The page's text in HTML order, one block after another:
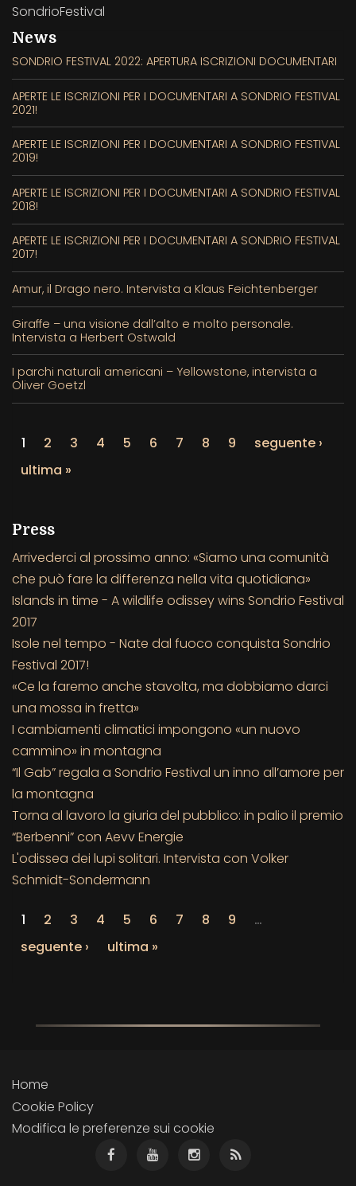
SondrioFestival
News
SONDRIO FESTIVAL 2022: APERTURA ISCRIZIONI DOCUMENTARI
APERTE LE ISCRIZIONI PER I DOCUMENTARI A SONDRIO FESTIVAL
2021!
APERTE LE ISCRIZIONI PER I DOCUMENTARI A SONDRIO FESTIVAL
2019!
APERTE LE ISCRIZIONI PER I DOCUMENTARI A SONDRIO FESTIVAL
2018!
APERTE LE ISCRIZIONI PER I DOCUMENTARI A SONDRIO FESTIVAL
2017!
Amur, il Drago nero. Intervista a Klaus Feichtenberger
Giraffe – una visione dall’alto e molto personale.
Intervista a Herbert Ostwald
I parchi naturali americani – Yellowstone, intervista a
Oliver Goetzl
1 2 3 4 5 6 7 8 9
seguente ›
ultima »
Press
Arrivederci al prossimo anno: «Siamo una comunità
che può fare la differenza nella vita quotidiana»
Islands in time - A wildlife odissey wins Sondrio Festival
2017
Isole nel tempo - Nate dal fuoco conquista Sondrio
Festival 2017!
«Ce la faremo anche stavolta, ma dobbiamo darci
una mossa in fretta»
I cambiamenti climatici impongono «un nuovo
cammino» in montagna
“Il Gab” regala a Sondrio Festival un inno all’amore per
la montagna
Torna al lavoro la giuria del pubblico: in palio il premio
“Berbenni” con Aevv Energie
L'odissea dei lupi solitari. Intervista con Volker
Schmidt-Sondermann
1 2 3 4 5 6 7 8 9
…
seguente ›
ultima »
Home
Cookie Policy
Modifica le preferenze sui cookie